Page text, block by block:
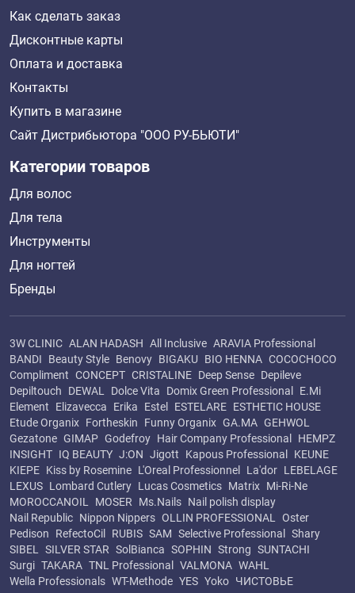
Как сделать заказ
Дисконтные карты
Оплата и доставка
Контакты
Купить в магазине
Сайт Дистрибьютора "ООО РУ-БЬЮТИ"
Категории товаров
Для волос
Для тела
Инструменты
Для ногтей
Бренды
3W CLINIC ALAN HADASH All Inclusive ARAVIA Professional
BANDI
Beauty Style Benovy BIGAKU BIO HENNA COCOCHOCO
Compliment CONCEPT CRISTALINE Deep Sense Depileve
Depiltouch
DEWAL Dolce Vita Domix Green Professional
E.Mi
Element
Elizavecca Erika Estel ESTELARE ESTHETIC HOUSE
Etude Organix Fortheskin Funny Organix GA.MA GEHWOL
Gezatone GIMAP Godefroy Hair Company Professional
HEMPZ
INSIGHT IQ BEAUTY J:ON Jigott Kapous Professional
KEUNE
KIEPE Kiss by Rosemine L'Oreal Professionnel La'dor LEBELAGE
LEXUS Lombard Cutlery Lucas Cosmetics Matrix Mi-Ri-Ne
MOROCCANOIL MOSER Ms.Nails Nail polish display
Nail Republic Nippon Nippers OLLIN PROFESSIONAL Oster
Pedison
RefectoCil RUBIS SAM Selective Professional
Shary
SIBEL SILVER STAR SolBianca SOPHIN Strong SUNTACHI
Surgi TAKARA TNL Professional VALMONA WAHL
Wella Professionals WT-Methode YES Yoko ЧИСТОВЬЕ